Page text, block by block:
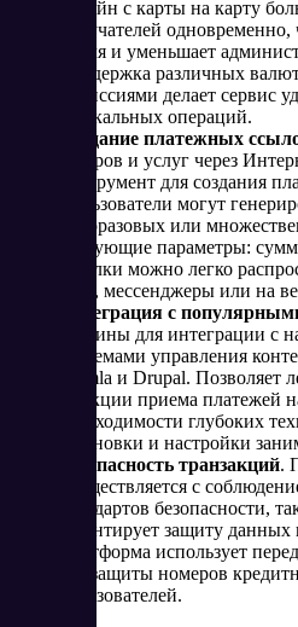
онлайн с карты на карту
получателей
время и уменьшает
Поддержка различных
комиссиями делает
и локальных операций​.
Создание платежных
товаров и услуг через
инструмент для создания
Пользователи могут
одноразовых или
следующие параметры:
Ссылки можно легко
сети, мессенджеры или на
Интеграция с
плагины для интеграции с
системами управления
Joomla и Drupal. Позволяет
функции приема платежей
необходимости глубоких
установки и настройки
Безопасность транзакций.
осуществляется с
стандартов безопасности,
гарантирует защиту
Платформа использует
для защиты номеров
пользователей.